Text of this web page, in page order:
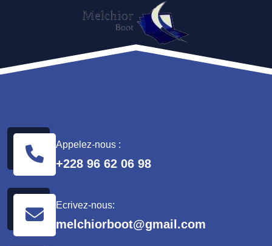
Appelez-nous :
+228 96 62 06 98
Ecrivez-nous:
melchiorboot@gmail.com